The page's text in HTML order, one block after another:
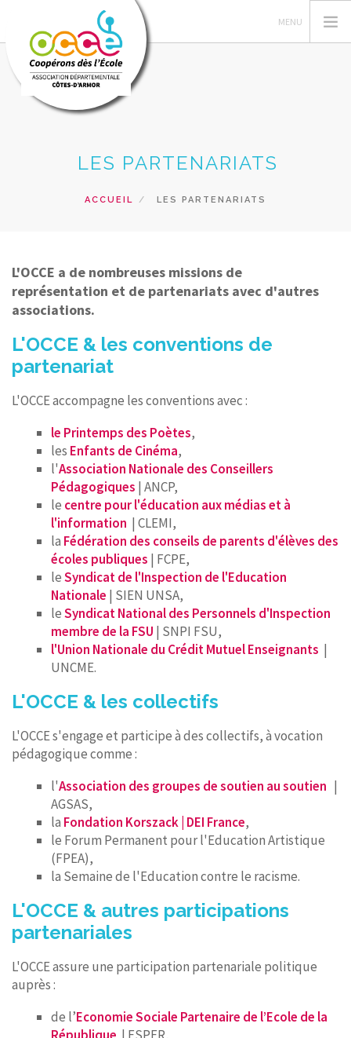
GERER SA COOPERATIVE
RECHERCHER
CONTACT
LES PARTENARIATS
ACCUEIL LES PARTENARIATS
L'OCCE a de nombreuses missions de
représentation et de partenariats avec d'autres
associations.
L'OCCE & les conventions de
partenariat
L'OCCE accompagne les conventions avec :
le Printemps des Poètes,
les Enfants de Cinéma,
l'Association Nationale des Conseillers
Pédagogiques | ANCP,
le centre pour l'éducation aux médias et à
l'information | CLEMI,
la Fédération des conseils de parents d'élèves des
écoles publiques | FCPE,
leSyndicat de l'Inspection de l'Education
Nationale | SIEN UNSA,
leSyndicat National des Personnels d'Inspection
membre de la FSU | SNPI FSU,
l'Union Nationale du Crédit Mutuel Enseignants |
UNCME.
L'OCCE & les collectifs
L'OCCE s'engage et participe à des collectifs, à vocation
pédagogique comme :
l'Association des groupes de soutien au soutien |
AGSAS,
la Fondation Korszack | DEI France,
le Forum Permanent pour l'Education Artistique
(FPEA),
la Semaine de l'Education contre le racisme.
L'OCCE & autres participations
partenariales
L'OCCE assure une participation partenariale politique
auprès :
de l’Economie Sociale Partenaire de l’Ecole de la